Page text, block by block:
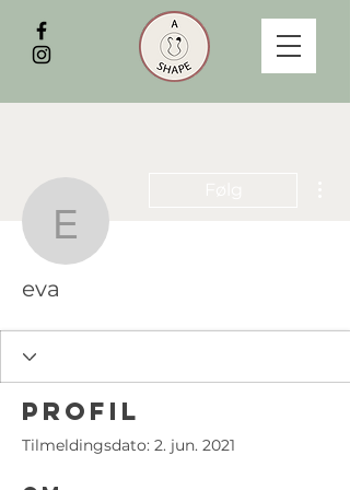
eva
eva
Profil
Tilmeldingsdato: 2. jun. 2021